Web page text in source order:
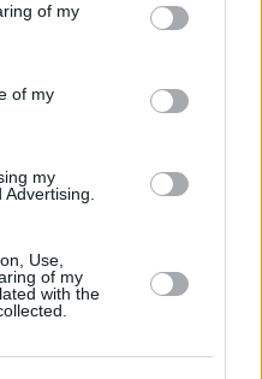
of my
of my
my
Use,
of my
with the
Wcześniej
policja weszła do
Z ustaleń
prokuratura
w budynku.